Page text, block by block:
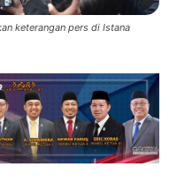
keterangan pers di Istana